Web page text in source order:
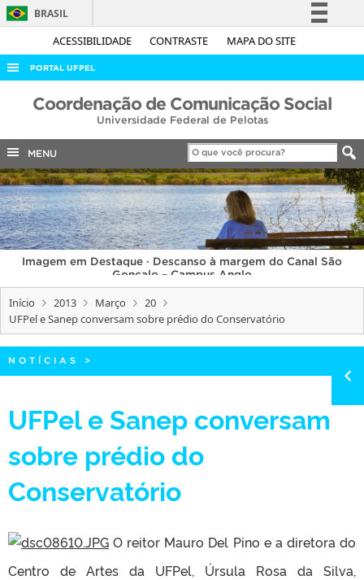
ACESSIBILIDADE CONTRASTE MAPA DO SITE
BRASIL
Simplifique!
Acesso à informação
Legislação
Canais
PORTAL UFPEL
ACESSO À INFORMAÇÃO
COBALTO
CONCURSOS
EDITAIS
INTERNACIONAL
OUVIDORIA
PORTARIAS
TELEFONES
Coordenação de Comunicação Social
Universidade Federal de Pelotas
MENU
Imagem em Destaque · Descanso à margem do Canal São
Gonçalo – Campus Anglo
Início 2013 Março
20
UFPel e Sanep conversam sobre prédio do Conservatório
NOTÍCIAS >
UFPel e Sanep conversam
sobre prédio do
Conservatório
O reitor Mauro Del Pino e a diretora do
Centro de Artes da UFPel, Úrsula Rosa da Silva,